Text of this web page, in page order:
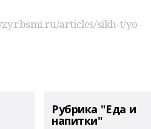
articles/sikh-t/yo-
Рубрика "Еда и
напитки"